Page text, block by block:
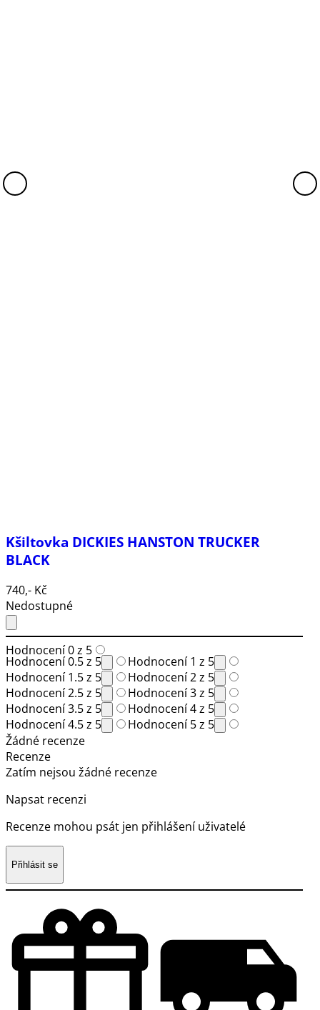
Kšiltovka DICKIES HANSTON TRUCKER
BLACK
740,- Kč
Nedostupné
Hodnocení 0 z 5
Hodnocení 0.5 z 5
Hodnocení 1 z 5
Hodnocení 1.5 z 5
Hodnocení 2 z 5
Hodnocení 2.5 z 5
Hodnocení 3 z 5
Hodnocení 3.5 z 5
Hodnocení 4 z 5
Hodnocení 4.5 z 5
Hodnocení 5 z 5
Žádné recenze
Recenze
Zatím nejsou žádné recenze
Napsat recenzi
Recenze mohou psát jen přihlášení uživatelé
Přihlásit se